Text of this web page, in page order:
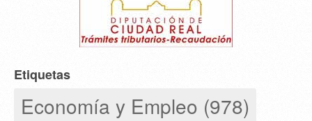
Etiquetas
Economía y Empleo (978)